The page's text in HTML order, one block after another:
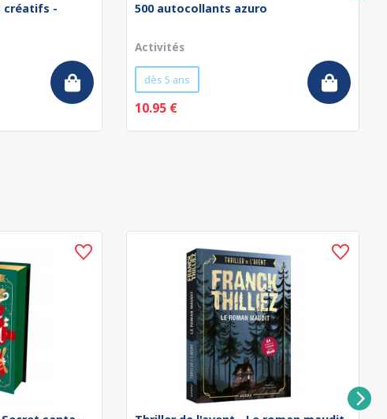
créatifs -
500 autocollants azuro
Activités
dès 5 ans
10.95 €